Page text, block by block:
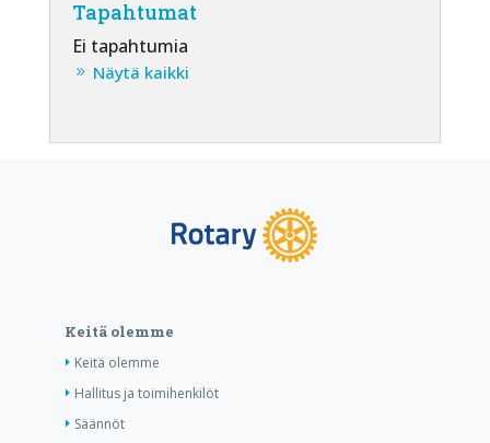
Tapahtumat
Ei tapahtumia
Näytä kaikki
Keitä olemme
Keitä olemme
Hallitus ja toimihenkilöt
Säännöt